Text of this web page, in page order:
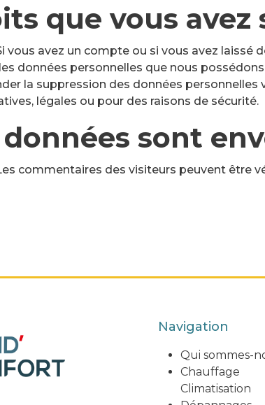
que vous avez
vous avez un compte ou si vous avez laissé
données personnelles que nous
la suppression des données
légales ou pour des raisons de sécurité.
sont
commentaires des visiteurs peuvent être
Navigation
Qui sommes-
Chauffage
Climatisation